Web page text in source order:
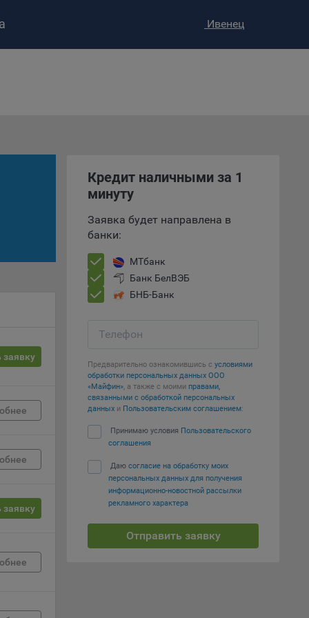
и
–
Ивенец
заявку
заявку
Кредит наличными за 1
минуту
Заявка будет направлена в
банки:
МТбанк
Банк БелВЭБ
БНБ-Банк
Телефон
Предварительно ознакомившись с условиями
обработки персональных данных ООО
«Майфин», а также с моими правами,
связанными с обработкой персональных
данных и Пользовательским соглашением:
Принимаю условия Пользовательского
соглашения
Даю согласие на обработку моих
персональных данных для получения
информационно-новостной рассылки
рекламного характера
Отправить заявку